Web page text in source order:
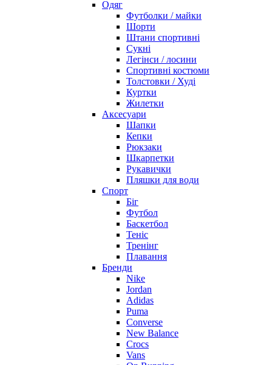
Одяг
Футболки / майки
Шорти
Штани спортивні
Сукні
Легінси / лосини
Спортивні костюми
Толстовки / Худі
Куртки
Жилетки
Аксесуари
Шапки
Кепки
Рюкзаки
Шкарпетки
Рукавички
Пляшки для води
Спорт
Біг
Футбол
Баскетбол
Теніс
Тренінг
Плавання
Бренди
Nike
Jordan
Adidas
Puma
Converse
New Balance
Crocs
Vans